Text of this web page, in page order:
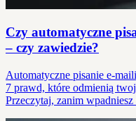
Czy automatyczne
– czy zawiedzie?
Automatyczne pisanie e-
7 prawd, które odmienią
Przeczytaj, zanim